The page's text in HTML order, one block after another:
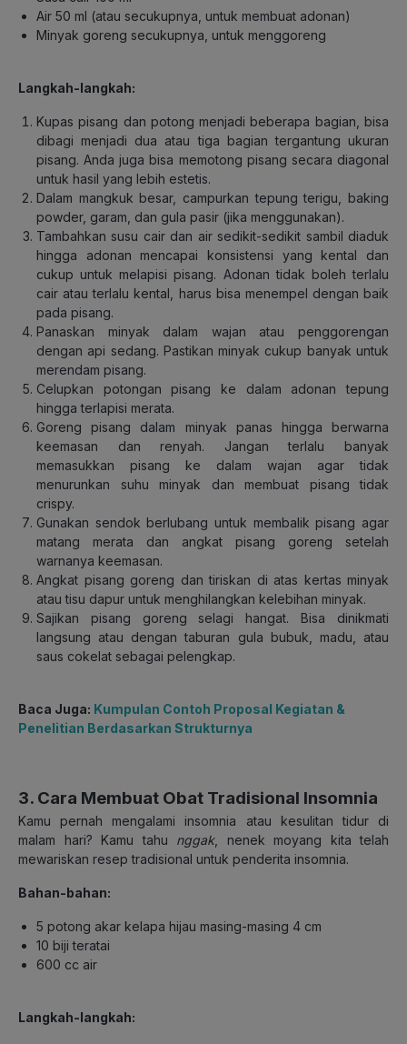
Air 50 ml (atau secukupnya, untuk membuat adonan)
Minyak goreng secukupnya, untuk menggoreng
Langkah-langkah:
Kupas pisang dan potong menjadi beberapa bagian, bisa
dibagi menjadi dua atau tiga bagian tergantung ukuran
pisang. Anda juga bisa memotong pisang secara diagonal
untuk hasil yang lebih estetis.
Dalam mangkuk besar, campurkan tepung terigu, baking
powder, garam, dan gula pasir (jika menggunakan).
Tambahkan susu cair dan air sedikit-sedikit sambil diaduk
hingga adonan mencapai konsistensi yang kental dan
cukup untuk melapisi pisang. Adonan tidak boleh terlalu
cair atau terlalu kental, harus bisa menempel dengan baik
pada pisang.
Panaskan minyak dalam wajan atau penggorengan
dengan api sedang. Pastikan minyak cukup banyak untuk
merendam pisang.
Celupkan potongan pisang ke dalam adonan tepung
hingga terlapisi merata.
Goreng pisang dalam minyak panas hingga berwarna
keemasan dan renyah. Jangan terlalu banyak
memasukkan pisang ke dalam wajan agar tidak
menurunkan suhu minyak dan membuat pisang tidak
crispy.
Gunakan sendok berlubang untuk membalik pisang agar
matang merata dan angkat pisang goreng setelah
warnanya keemasan.
Angkat pisang goreng dan tiriskan di atas kertas minyak
atau tisu dapur untuk menghilangkan kelebihan minyak.
Sajikan pisang goreng selagi hangat. Bisa dinikmati
langsung atau dengan taburan gula bubuk, madu, atau
saus cokelat sebagai pelengkap.
Baca Juga: Kumpulan Contoh Proposal Kegiatan &
Penelitian Berdasarkan Strukturnya
3. Cara Membuat Obat Tradisional Insomnia
Kamu pernah mengalami insomnia atau kesulitan tidur di
malam hari? Kamu tahu nggak, nenek moyang kita telah
mewariskan resep tradisional untuk penderita insomnia.
Bahan-bahan:
5 potong akar kelapa hijau masing-masing 4 cm
10 biji teratai
600 cc air
Langkah-langkah: